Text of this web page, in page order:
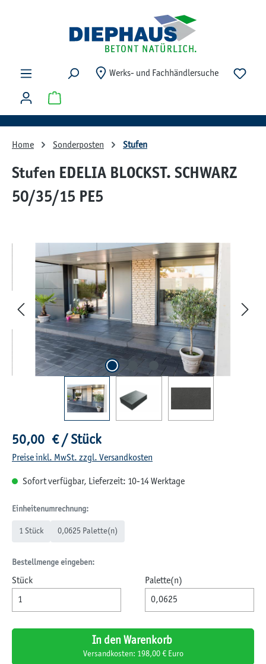
Werks- und Fachhändlersuche Du
Warenkorb enthält 0 Positionen. Der Gesamtwert
Home Sonderposten Stufen
Stufen EDELIA BLOCKST. SCHWARZ
50/35/15 PE5
Bildergalerie überspringen
Regulärer Preis:
50,00 € / Stück
Preise inkl. MwSt. zzgl. Versandkosten
Sofort verfügbar, Lieferzeit: 10-14 Werktage
Einheitenumrechnung:
1 Stück 0,0625 Palette(n)
Bestellmenge eingeben:
Stück Palette(n)
In den Warenkorb
Versandkosten: 198,00 € Euro